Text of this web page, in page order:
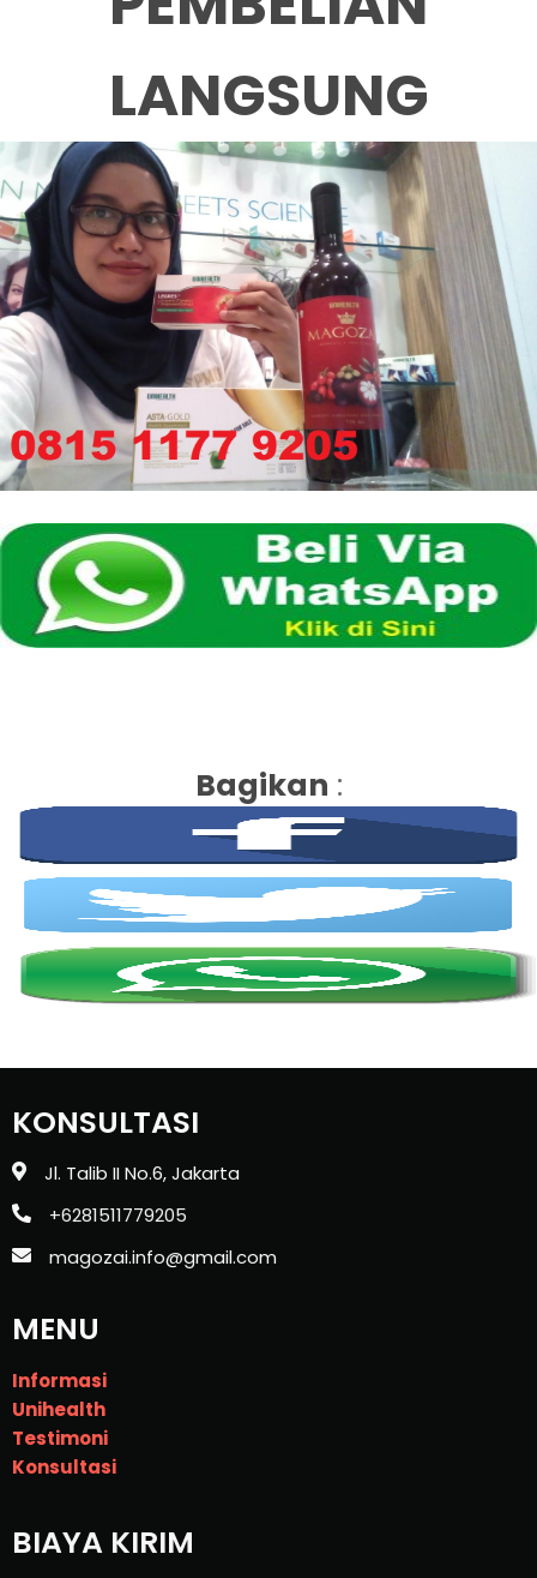
LANGSUNG
Bagikan :
KONSULTASI
Jl. Talib II No.6, Jakarta
+6281511779205
magozai.info@gmail.com
MENU
Informasi
Unihealth
Testimoni
Konsultasi
BIAYA KIRIM